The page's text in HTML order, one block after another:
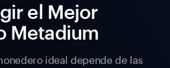
el Mejor
Metadium
ideal depende de las